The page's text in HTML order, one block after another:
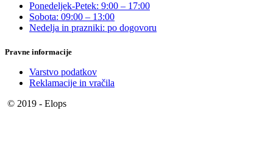
Ponedeljek-Petek: 9:00 – 17:00
Sobota: 09:00 – 13:00
Nedelja in prazniki: po dogovoru
Pravne informacije
Varstvo podatkov
Reklamacije in vračila
© 2019 - Elops